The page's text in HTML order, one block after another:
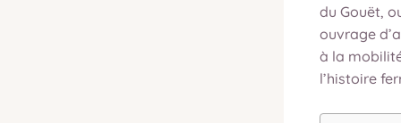
du Gouët,
ouvrage
à la
l’histoire